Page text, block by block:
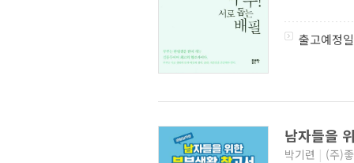
출고예정
남자들을
박기련 | (주)